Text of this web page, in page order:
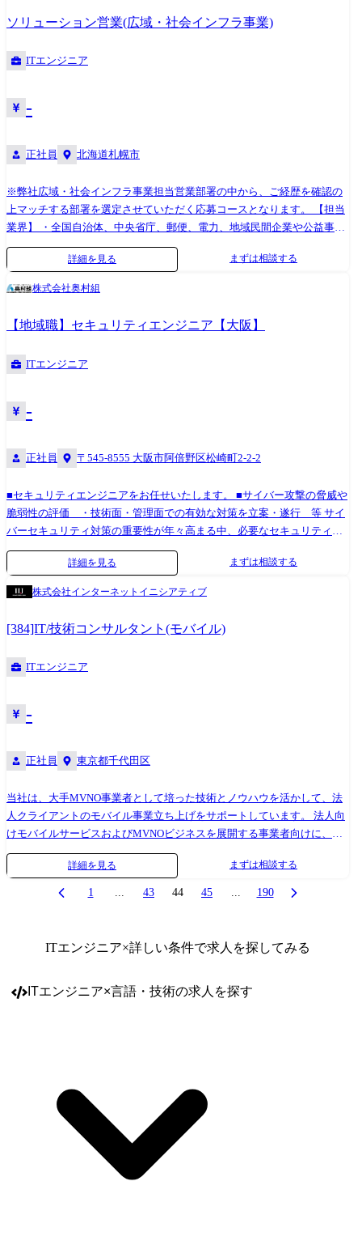
ジェクトマネージャー(PM)としての役割を横断的に担っていただくこと
だきます: ・鉄鋼プラント向け電気制御システムの導入に関する顧客折
討、技術文書の作成 ・導入スケジュールや費用対効果を含めた計画立
案・見積作成 ・営業担当と連携した顧客向けプレゼンテーションの実施
期・コスト・品質管理) 【働く環境】 ①配属組織/チーム 所属予定部署の
に分かれており、各々主要顧客を担当しています。 ②働き方 プロジェク
ト状況や会議内容に応じて、ハイブリッド勤務(在宅+出社)も柔軟に対応
可能です。 プロジェクトによっては、国内・海外への出張(短期～中期)
り、入社後必要に応じて変更となる場合がございます。予めご了承くだ
化予防、医療費適正化、健康増進などのヘルスケア事業の開発 ・AIやデ
ータ活用など、先端テクノロジーを活用した新規ソリューション企画 ・
事業戦略、事業計画および各種KPIの策定 ・RFP/公募案件対応(提案書作
成、事業スキーム設計、プレゼンテーション、見積作成、質疑対応) ・提
社内外ステークホルダーとの調整/交渉(顧客、パートナー、プロダクト、
開発、法務、運用部門など) このポジションは、事業企画・営業企画・新
役割が求められます。
ソリューション営業(広域・社会インフラ事業)
ITエンジニア
-
正社員 北海道札幌市
※弊社広域・社会インフラ事業担当営業部署の中から、ご経歴を確認の
上マッチする部署を選定させていただく応募コースとなります。 【担当
業界】 ・全国自治体、中央省庁、郵便、電力、地域民間企業や公益事業
者、文教、ほか 【業務内容】 顧客企業に対して、最先端ITソリューショ
ンを活用した課題解決、提案、各種交渉、アカウント管理を行う営業職
をはじめ各分野における世界トップクラスのパートナー企業と協業し、
顧客企業の課題抽出、提案、システム開発・構築、導入後の保守・運用
す。
詳細を見る まずは相談する
株式会社奥村組
【地域職】セキュリティエンジニア【大阪】
ITエンジニア
-
正社員 〒545-8555 大阪市阿倍野区松崎町2-2-2
■セキュリティエンジニアをお任せいたします。 ■サイバー攻撃の脅威や
脆弱性の評価 ・技術面・管理面での有効な対策を立案・遂行 等 サイ
バーセキュリティ対策の重要性が年々高まる中、必要なセキュリティの
企画・提案から設計・実装、運用管理までをコンサル・ベンダーと協同
して進める役割を期待しております。
詳細を見る まずは相談する
株式会社インターネットイニシアティブ
[384]IT/技術コンサルタント(モバイル)
ITエンジニア
-
正社員 東京都千代田区
当社は、大手MVNO事業者として培った技術とノウハウを活かして、法
人クライアントのモバイル事業立ち上げをサポートしています。 法人向
けモバイルサービスおよびMVNOビジネスを展開する事業者向けに、モ
バイルサービスの導入・活用を支援するIT/技術コンサルタントを募集し
の連携・要件調整 ・サービス改善・機能追加提案 ・顧客折衝および定例
【主な業務】 ・顧客の事業内容・課題・要望のヒアリング ・サービス構
詳細を見る まずは相談する
1 ... 43 44 45 ... 190
ITエンジニア×詳しい条件で求人を探してみる
ITエンジニア×言語・技術の求人を探す